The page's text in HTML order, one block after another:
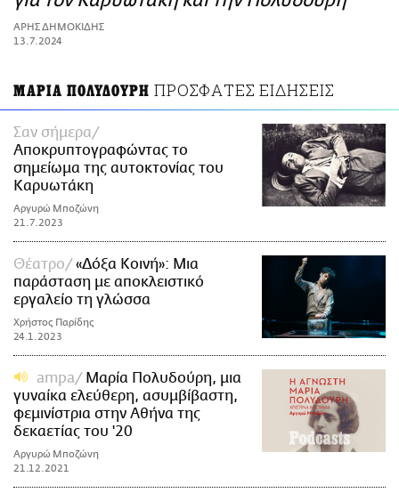
ΑΜΠΑ
PRINT
ΑΡΗΣ ΔΗΜΟΚΙΔΗΣ
13.7.2024
ΜΑΡΙΑ ΠΟΛΥΔΟΥΡΗ ΠΡΟΣΦΑΤΕΣ ΕΙΔΗΣΕΙΣ
Σαν σήμερα
Αποκρυπτογραφώντας το
σημείωμα της αυτοκτονίας του
Καρυωτάκη
Αργυρώ Μποζώνη
21.7.2023
Θέατρο
«Δόξα Κοινή»: Μια
παράσταση με αποκλειστικό
εργαλείο τη γλώσσα
Χρήστος Παρίδης
24.1.2023
ampa
Μαρία Πολυδούρη, μια
γυναίκα ελεύθερη, ασυμβίβαστη,
φεμινίστρια στην Αθήνα της
δεκαετίας του '20
Αργυρώ Μποζώνη
21.12.2021